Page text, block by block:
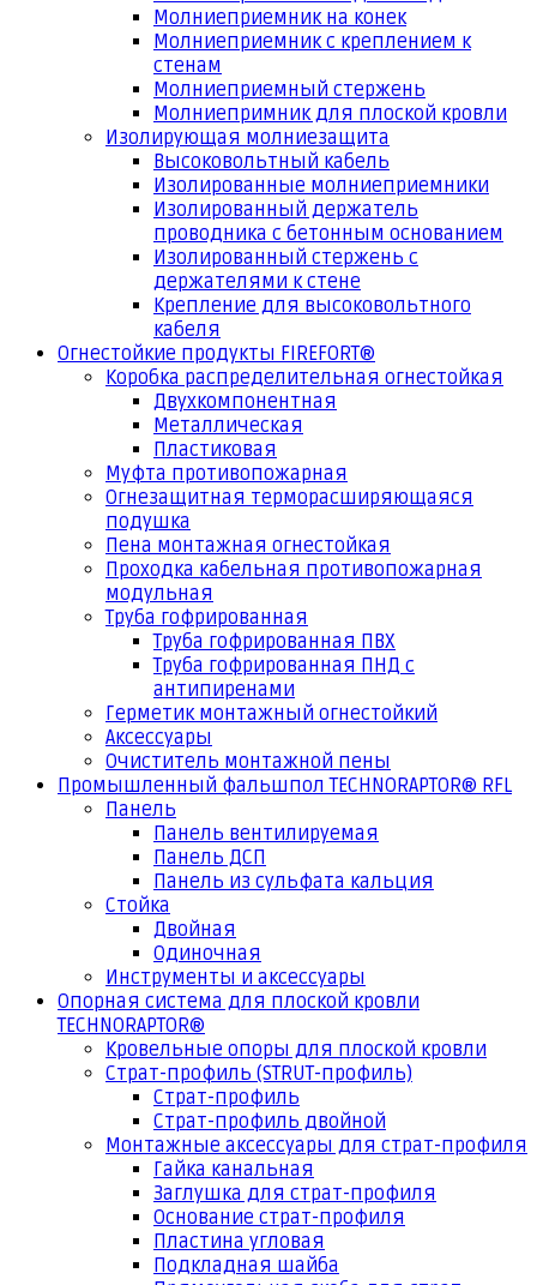
Молниеприемник на конек
Молниеприемник с креплением к
стенам
Молниеприемный стержень
Молниепримник для плоской кровли
Изолирующая молниезащита
Высоковольтный кабель
Изолированные молниеприемники
Изолированный держатель
проводника с бетонным основанием
Изолированный стержень с
держателями к стене
Крепление для высоковольтного
кабеля
Огнестойкие продукты FIREFORT®
Коробка распределительная огнестойкая
Двухкомпонентная
Металлическая
Пластиковая
Муфта противопожарная
Огнезащитная терморасширяющаяся
подушка
Пена монтажная огнестойкая
Проходка кабельная противопожарная
модульная
Труба гофрированная
Труба гофрированная ПВХ
Труба гофрированная ПНД с
антипиренами
Герметик монтажный огнестойкий
Аксессуары
Очиститель монтажной пены
Промышленный фальшпол TECHNORAPTOR® RFL
Панель
Панель вентилируемая
Панель ДСП
Панель из сульфата кальция
Стойка
Двойная
Одиночная
Инструменты и аксессуары
Опорная система для плоской кровли
TECHNORAPTOR®
Кровельные опоры для плоской кровли
Страт-профиль (STRUT-профиль)
Страт-профиль
Страт-профиль двойной
Монтажные аксессуары для страт-профиля
Гайка канальная
Заглушка для страт-профиля
Основание страт-профиля
Пластина угловая
Подкладная шайба